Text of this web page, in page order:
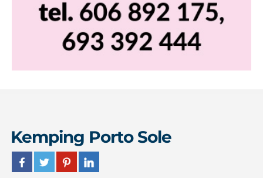
Kemping Porto Sole